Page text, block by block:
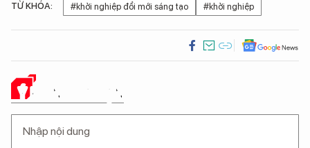
TỪ KHÓA: #khởi nghiệp đổi mới sáng tạo #khởi nghiệp
Ý KIẾN CỦA BẠN